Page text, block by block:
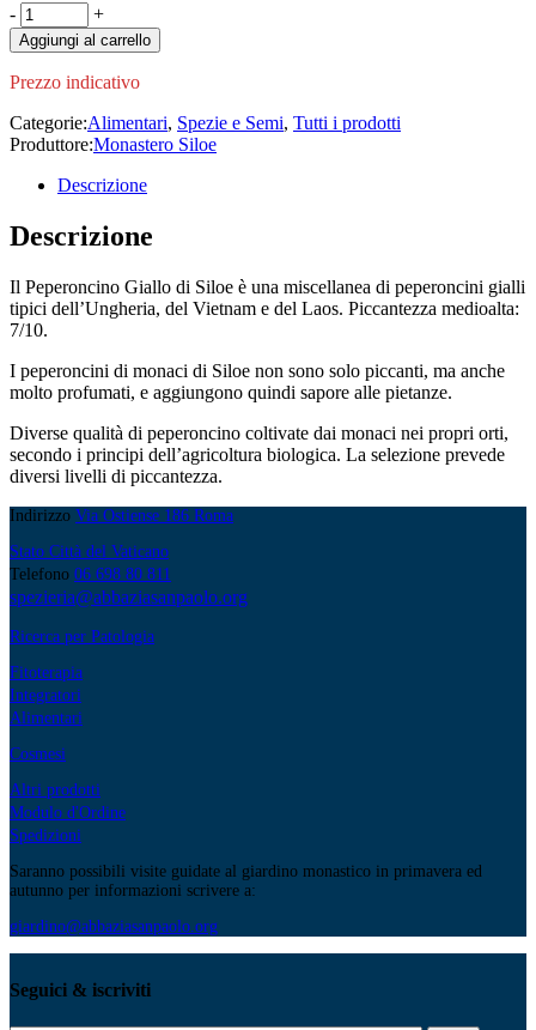
originale
era:
€5.00.
attuale
è:
€4.50.
Peperoncino
Giallo
Siloe
quantity
- +
Aggiungi al carrello
Prezzo indicativo
Categorie:Alimentari, Spezie e Semi, Tutti i prodotti
Produttore:Monastero Siloe
Descrizione
Descrizione
Il Peperoncino Giallo di Siloe è una miscellanea di peperoncini gialli
tipici dell’Ungheria, del Vietnam e del Laos. Piccantezza medioalta:
7/10.
I peperoncini di monaci di Siloe non sono solo piccanti, ma anche
molto profumati, e aggiungono quindi sapore alle pietanze.
Diverse qualità di peperoncino coltivate dai monaci nei propri orti,
secondo i principi dell’agricoltura biologica. La selezione prevede
diversi livelli di piccantezza.
Indirizzo Via Ostiense 186 Roma
Stato Città del Vaticano
Telefono 06 698 80 811
spezieria@abbaziasanpaolo.org
Ricerca per Patologia
Fitoterapia
Integratori
Alimentari
Cosmesi
Altri prodotti
Modulo d'Ordine
Spedizioni
Saranno possibili visite guidate al giardino monastico in primavera ed
autunno per informazioni scrivere a:
giardino@abbaziasanpaolo.org
Seguici & iscriviti